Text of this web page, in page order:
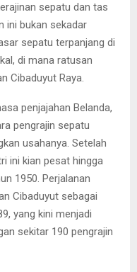
sepatu dan tas
ini bukan sekadar
sepatu terpanjang di
di mana ratusan
Cibaduyut Raya.
penjajahan Belanda,
pengrajin sepatu
usahanya. Setelah
ini kian pesat hingga
1950. Perjalanan
Cibaduyut sebagai
yang kini menjadi
sekitar 190 pengrajin